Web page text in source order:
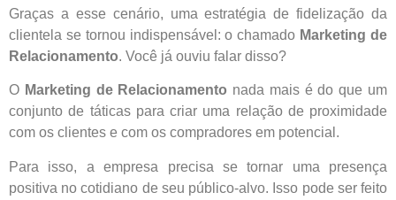
Graças a esse cenário, uma estratégia de fidelização da
clientela se tornou indispensável: o chamado Marketing de
Relacionamento. Você já ouviu falar disso?
O Marketing de Relacionamento nada mais é do que um
conjunto de táticas para criar uma relação de proximidade
com os clientes e com os compradores em potencial.
Para isso, a empresa precisa se tornar uma presença
positiva no cotidiano de seu público-alvo. Isso pode ser feito